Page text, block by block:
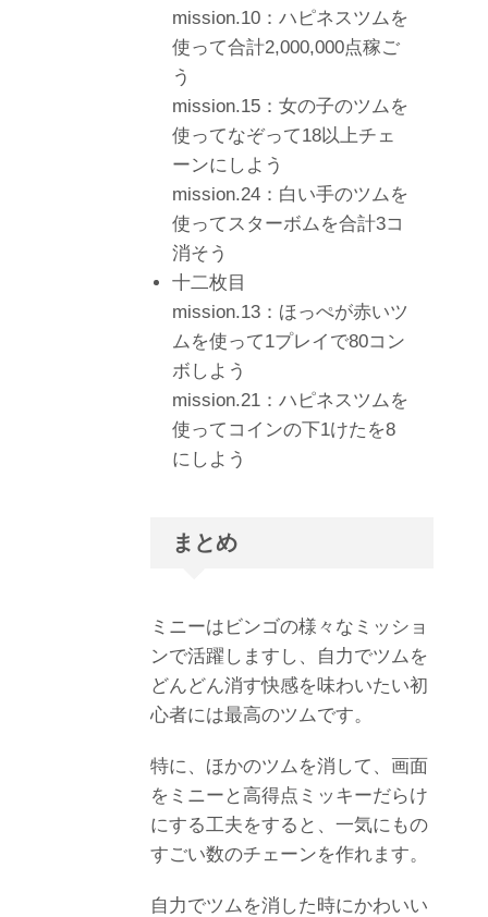
mission.10：ハピネスツムを
使って合計2,000,000点稼ご
う
mission.15：女の子のツムを
使ってなぞって18以上チェ
ーンにしよう
mission.24：白い手のツムを
使ってスターボムを合計3コ
消そう
十二枚目
mission.13：ほっぺが赤いツ
ムを使って1プレイで80コン
ボしよう
mission.21：ハピネスツムを
使ってコインの下1けたを8
にしよう
まとめ
ミニーはビンゴの様々なミッショ
ンで活躍しますし、自力でツムを
どんどん消す快感を味わいたい初
心者には最高のツムです。
特に、ほかのツムを消して、画面
をミニーと高得点ミッキーだらけ
にする工夫をすると、一気にもの
すごい数のチェーンを作れます。
自力でツムを消した時にかわいい